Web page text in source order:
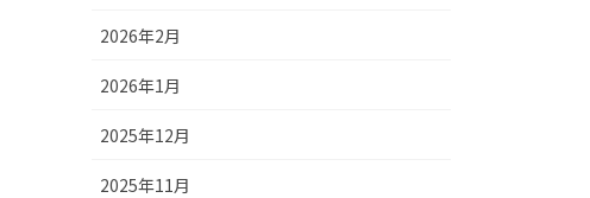
2026年2月
2026年1月
2025年12月
2025年11月